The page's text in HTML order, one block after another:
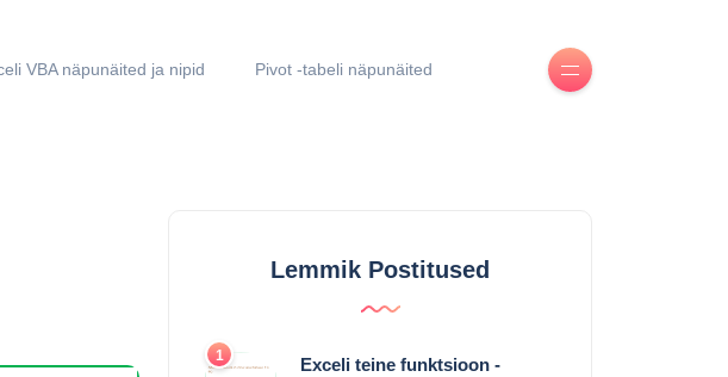
VBA näpunäited ja nipid Pivot -tabeli näpunäited
Lemmik Postitused
1
Exceli teine ​​funktsioon -